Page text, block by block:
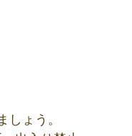
しょう。